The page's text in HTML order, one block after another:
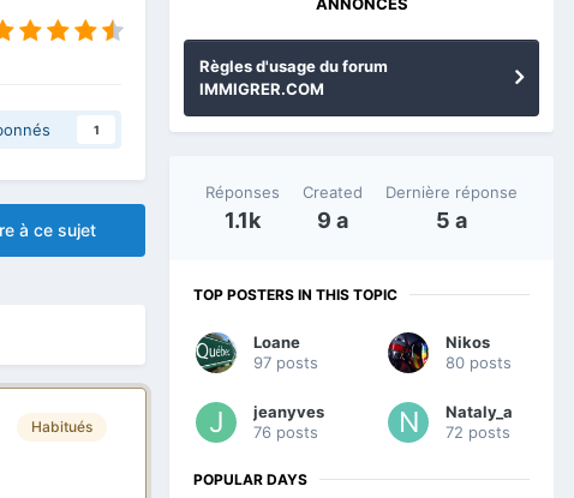
1
à ce sujet
Habitués
Règles d'usage du forum
IMMIGRER.COM
Réponses
1.1k
Created
9 a
Dernière réponse
5 a
TOP POSTERS IN THIS TOPIC
Loane
97 posts
Nikos
80 posts
jeanyves
76 posts
Nataly_a
72 posts
POPULAR DAYS